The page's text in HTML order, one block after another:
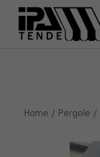
content
Home Pergole